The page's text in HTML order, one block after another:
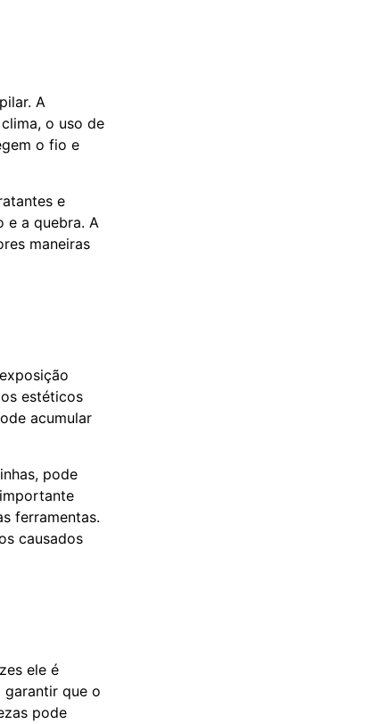
A
o uso de
o fio e
e
e a quebra. A
maneiras
estéticos
acumular
pode
ferramentas.
causados
ele é
garantir que o
pode